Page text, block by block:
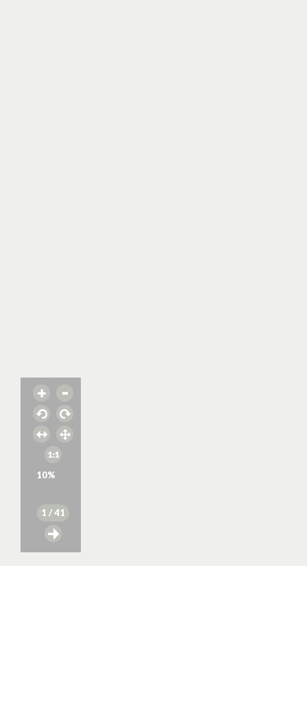
10%
1 / 41